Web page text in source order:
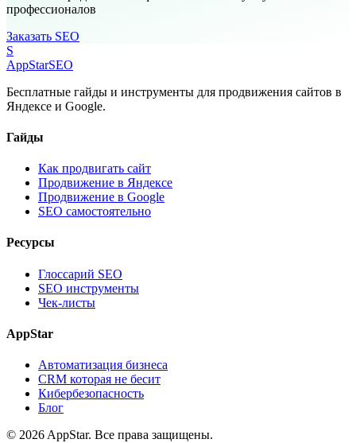
профессионалов
Заказать SEO
S
AppStarSEO
Бесплатные гайды и инструменты для продвижения сайтов в
Яндексе и Google.
Гайды
Как продвигать сайт
Продвижение в Яндексе
Продвижение в Google
SEO самостоятельно
Ресурсы
Глоссарий SEO
SEO инструменты
Чек-листы
AppStar
Автоматизация бизнеса
CRM которая не бесит
Кибербезопасность
Блог
© 2026 AppStar. Все права защищены.